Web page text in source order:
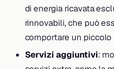
di energia ricavata
rinnovabili, che può
comportare un
Servizi aggiuntivi: